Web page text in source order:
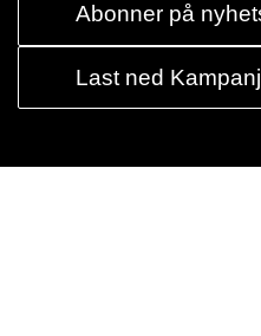
Abonner på
Last ned